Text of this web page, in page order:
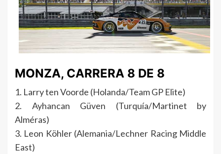
MONZA, CARRERA 8 DE 8
1. Larry ten Voorde (Holanda/Team GP Elite)
2. Ayhancan Güven (Turquía/Martinet by
Alméras)
3. Leon Köhler (Alemania/Lechner Racing Middle
East)